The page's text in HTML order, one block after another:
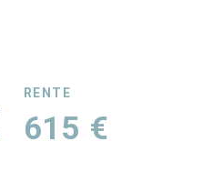
RENTE
615 €